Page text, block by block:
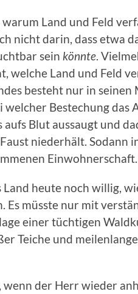
warum Land und Feld
nicht darin, dass etwa
sein könnte .
welche Land und Feld
besteht nur in seinen
welcher Bestechung das
aufs Blut aussaugt und
niederhält. Sodann
Einwohnerschaft.
Land heute noch willig,
Es müsste nur mit
einer tüchtigen
Teiche und
der Herr wieder